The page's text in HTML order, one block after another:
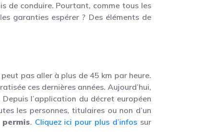
de conduire. Pourtant, comme tous les
garanties espérer ? Des éléments de
pas aller à plus de 45 km par heure.
ces dernières années. Aujourd’hui,
l’application du décret européen
les personnes, titulaires ou non d’un
. Cliquez ici pour plus d’infos sur